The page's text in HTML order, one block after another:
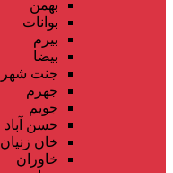
بهمن
بوانات
بیرم
بیضا
جنت شهر
جهرم
جویم
حسن آباد
خان زنیان
خاوران